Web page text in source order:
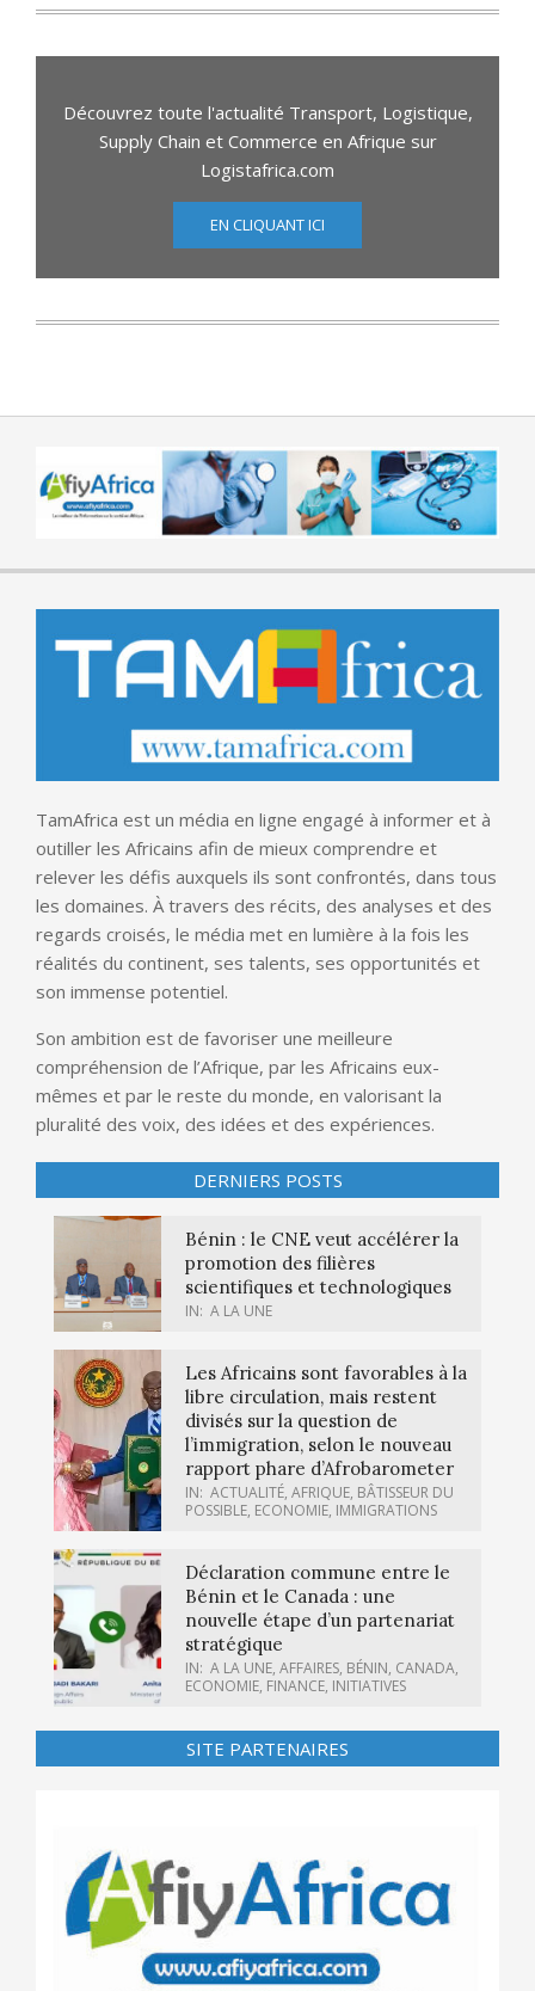
Découvrez toute l'actualité Transport, Logistique,
Supply Chain et Commerce en Afrique sur
Logistafrica.com
EN CLIQUANT ICI
TamAfrica est un média en ligne engagé à informer et à
outiller les Africains afin de mieux comprendre et
relever les défis auxquels ils sont confrontés, dans tous
les domaines. À travers des récits, des analyses et des
regards croisés, le média met en lumière à la fois les
réalités du continent, ses talents, ses opportunités et
son immense potentiel.
Son ambition est de favoriser une meilleure
compréhension de l’Afrique, par les Africains eux-
mêmes et par le reste du monde, en valorisant la
pluralité des voix, des idées et des expériences.
DERNIERS POSTS
Bénin : le CNE veut accélérer la
promotion des filières
scientifiques et technologiques
IN: A LA UNE
Les Africains sont favorables à la
libre circulation, mais restent
divisés sur la question de
l’immigration, selon le nouveau
rapport phare d’Afrobarometer
IN: ACTUALITÉ, AFRIQUE, BÂTISSEUR DU
POSSIBLE, ECONOMIE, IMMIGRATIONS
Déclaration commune entre le
Bénin et le Canada : une
nouvelle étape d’un partenariat
stratégique
IN: A LA UNE, AFFAIRES, BÉNIN, CANADA,
ECONOMIE, FINANCE, INITIATIVES
SITE PARTENAIRES